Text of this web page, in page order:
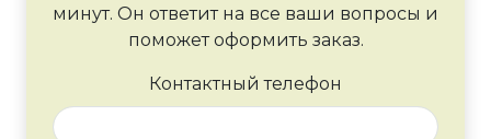
минут. Он ответит на все ваши вопросы и
поможет оформить заказ.
Контактный телефон